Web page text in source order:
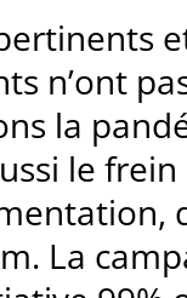
n’ont
la
le
La